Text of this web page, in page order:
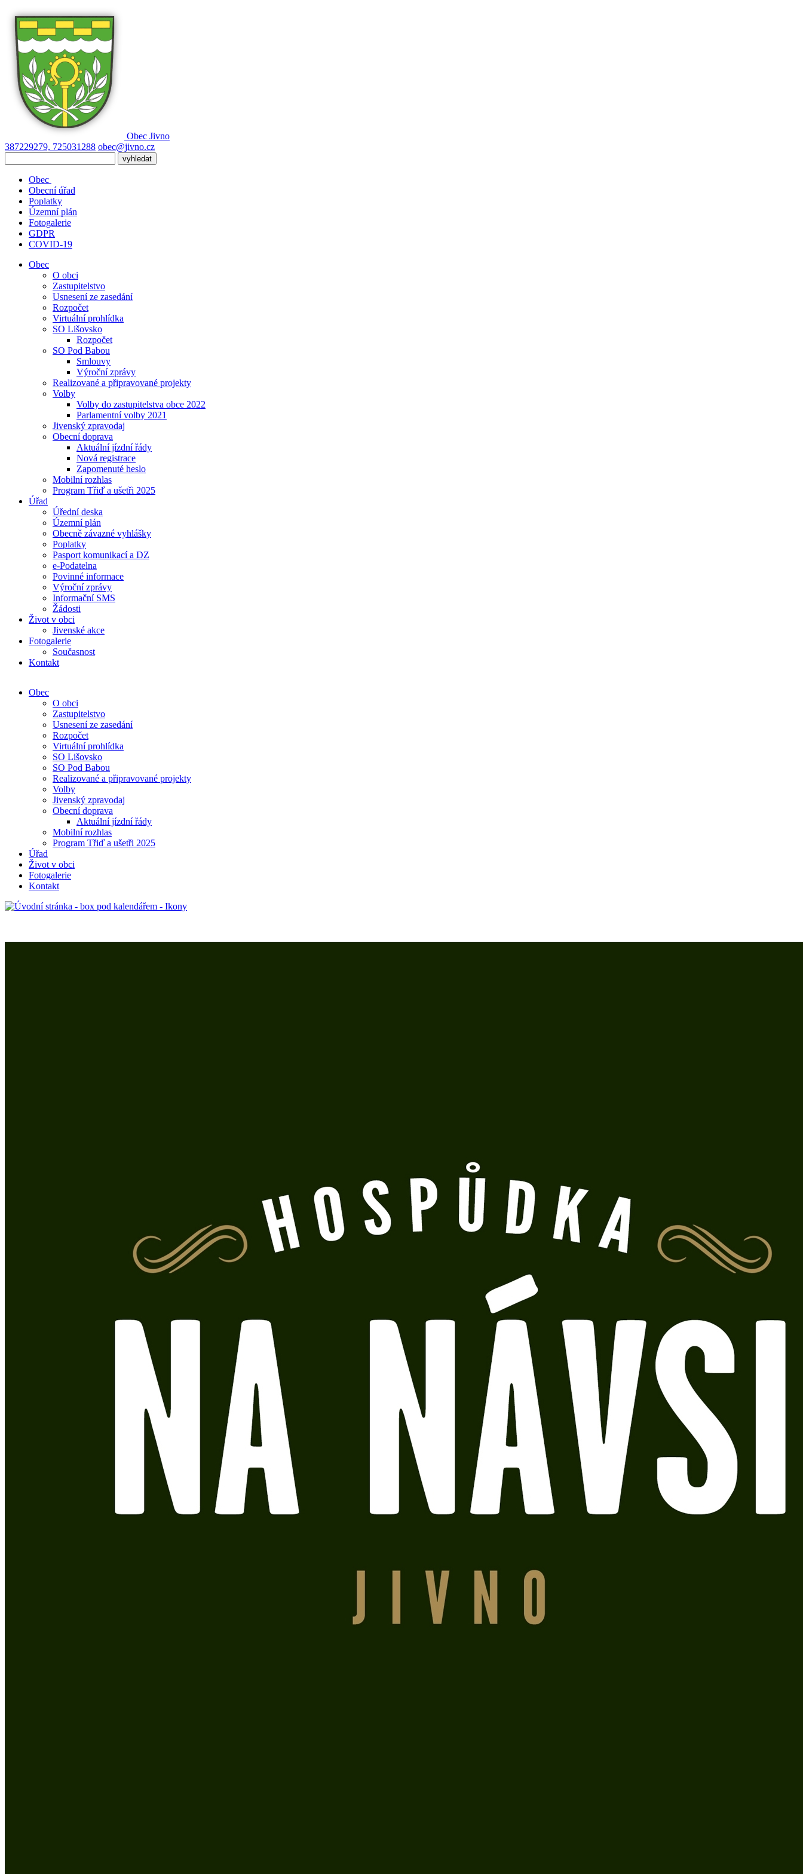
Obec Jivno
387229279, 725031288 obec@jivno.cz
Obec
Obecní úřad
Poplatky
Územní plán
Fotogalerie
GDPR
COVID-19
Obec
O obci
Zastupitelstvo
Usnesení ze zasedání
Rozpočet
Virtuální prohlídka
SO Lišovsko
Rozpočet
SO Pod Babou
Smlouvy
Výroční zprávy
Realizované a připravované projekty
Volby
Volby do zastupitelstva obce 2022
Parlamentní volby 2021
Jivenský zpravodaj
Obecní doprava
Aktuální jízdní řády
Nová registrace
Zapomenuté heslo
Mobilní rozhlas
Program Třiď a ušetři 2025
Úřad
Úřední deska
Územní plán
Obecně závazné vyhlášky
Poplatky
Pasport komunikací a DZ
e-Podatelna
Povinné informace
Výroční zprávy
Informační SMS
Žádosti
Život v obci
Jivenské akce
Fotogalerie
Současnost
Kontakt
Obec
O obci
Zastupitelstvo
Usnesení ze zasedání
Rozpočet
Virtuální prohlídka
SO Lišovsko
SO Pod Babou
Realizované a připravované projekty
Volby
Jivenský zpravodaj
Obecní doprava
Aktuální jízdní řády
Mobilní rozhlas
Program Třiď a ušetři 2025
Úřad
Život v obci
Fotogalerie
Kontakt